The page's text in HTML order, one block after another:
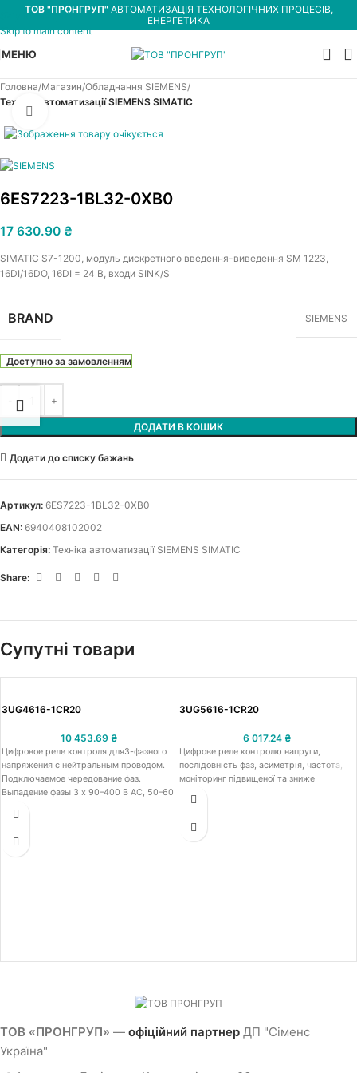
Skip to navigation
Skip to main content
ТОВ "ПРОНГРУП" АВТОМАТИЗАЦІЯ ТЕХНОЛОГІЧНИХ ПРОЦЕСІВ,
ЕНЕРГЕТИКА
МЕНЮ
Головна Магазин Обладнання SIEMENS
Техніка автоматизації SIEMENS SIMATIC
6ES7223-1BL32-0XB0
17 630.90 ₴
SIMATIC S7-1200, модуль дискретного введення-виведення SM 1223,
16DI/16DO, 16DI = 24 В, входи SINK/S
BRAND SIEMENS
Доступно за замовленням
ДОДАТИ В КОШИК
Додати до списку бажань
EAN: 6940408102002
Артикул: 6ES7223-1BL32-0XB0
Категорія: Техніка автоматизації SIEMENS SIMATIC
Share:
Супутні товари
3UG4616-1CR20
10 453.69 ₴
Цифровое реле контроля для3-фазного
напряжения с нейтральным проводом.
Подключаемое чередование фаз.
Выпадение фазы 3 x 90–400 В AC, 50–60
перенапряжение 90–400 В. Гистерезис 1–
Umin 1 Вт для Umax. Винтовой зажим.
3UG5616-1CR20
6 017.24 ₴
Цифрове реле контролю напруги,
послідовність фаз, асиметрія, частота,
моніторинг підвищеної та зниже
ТОВ «ПРОНГРУП» — офіційний партнер ДП "Сіменс
Україна"